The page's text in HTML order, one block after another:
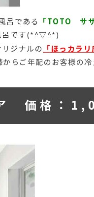
呂である 「TOTO サ
呂です(*^▽^*)
ジナルの
「ほっカラリ
からご年配のお客様
価格：